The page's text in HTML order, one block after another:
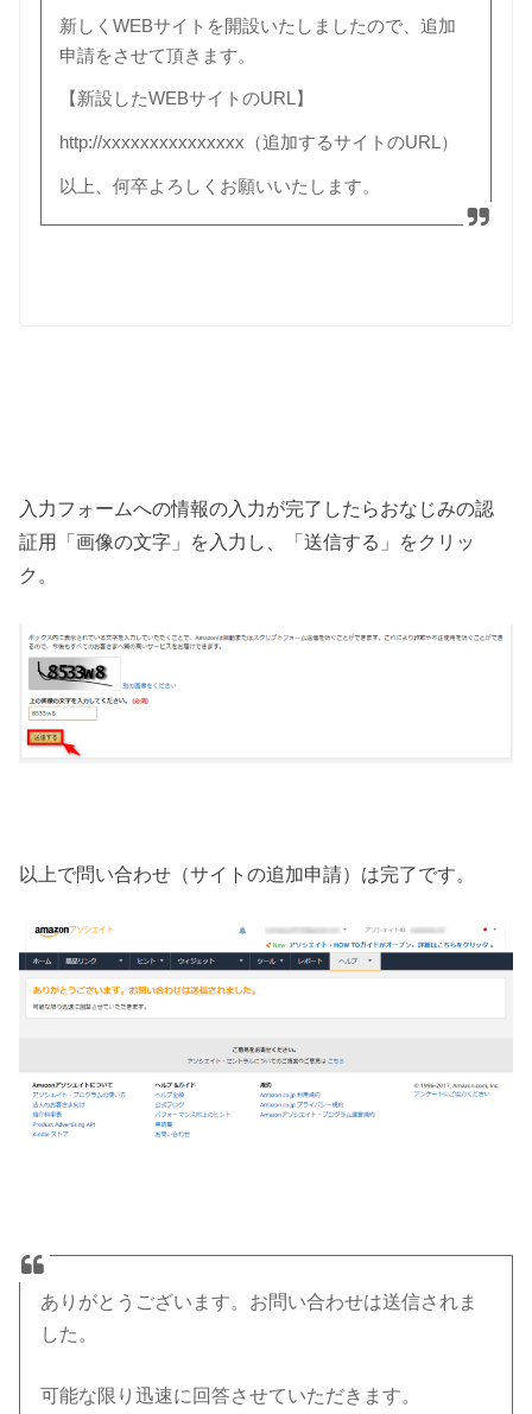
新しくWEBサイトを開設いたしましたので、追加
申請をさせて頂きます。
【新設したWEBサイトのURL】
http://xxxxxxxxxxxxxxx（追加するサイトのURL）
以上、何卒よろしくお願いいたします。
入力フォームへの情報の入力が完了したらおなじみの認
証用「画像の文字」を入力し、「送信する」をクリッ
ク。
以上で問い合わせ（サイトの追加申請）は完了です。
ありがとうございます。お問い合わせは送信されま
した。
可能な限り迅速に回答させていただきます。